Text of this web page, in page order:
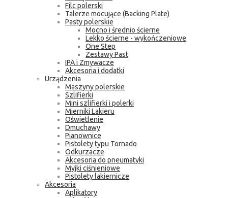
Filc polerski
Talerze mocujące (Backing Plate)
Pasty polerskie
Mocno i średnio ścierne
Lekko ścierne - wykończeniowe
One Step
Zestawy Past
IPA i Zmywacze
Akcesoria i dodatki
Urządzenia
Maszyny polerskie
Szlifierki
Mini szlifierki i polerki
Mierniki Lakieru
Oświetlenie
Dmuchawy
Pianownice
Pistolety typu Tornado
Odkurzacze
Akcesoria do pneumatyki
Myjki ciśnieniowe
Pistolety lakiernicze
Akcesoria
Aplikatory